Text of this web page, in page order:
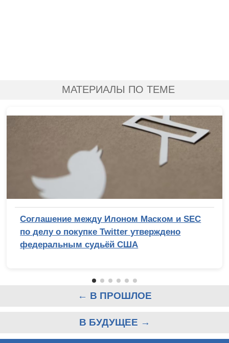
МАТЕРИАЛЫ ПО ТЕМЕ
Соглашение между Илоном Маском и SEC
по делу о покупке Twitter утверждено
федеральным судьёй США
← В ПРОШЛОЕ
В БУДУЩЕЕ →